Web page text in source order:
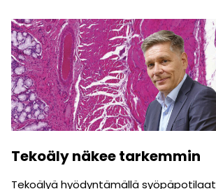
Tekoäly näkee tarkemmin
Tekoälyä hyödyntämällä